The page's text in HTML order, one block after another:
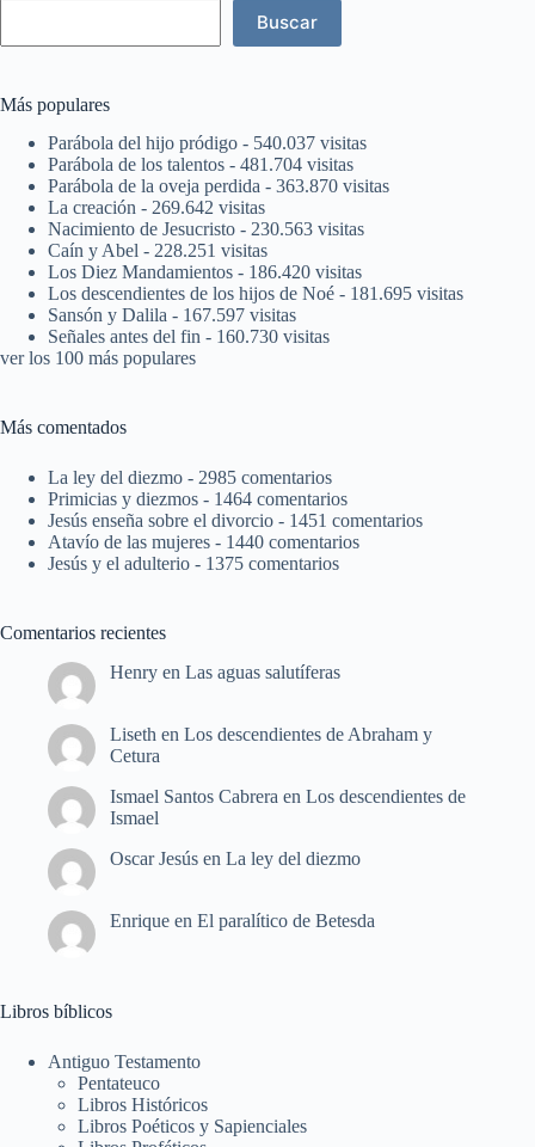
Buscar
Más populares
Parábola del hijo pródigo - 540.037 visitas
Parábola de los talentos - 481.704 visitas
Parábola de la oveja perdida - 363.870 visitas
La creación - 269.642 visitas
Nacimiento de Jesucristo - 230.563 visitas
Caín y Abel - 228.251 visitas
Los Diez Mandamientos - 186.420 visitas
Los descendientes de los hijos de Noé - 181.695 visitas
Sansón y Dalila - 167.597 visitas
Señales antes del fin - 160.730 visitas
ver los 100 más populares
Más comentados
La ley del diezmo - 2985 comentarios
Primicias y diezmos - 1464 comentarios
Jesús enseña sobre el divorcio - 1451 comentarios
Atavío de las mujeres - 1440 comentarios
Jesús y el adulterio - 1375 comentarios
Comentarios recientes
Henry en Las aguas salutíferas
Liseth en Los descendientes de Abraham y
Cetura
Ismael Santos Cabrera en Los descendientes de
Ismael
Oscar Jesús en La ley del diezmo
Enrique en El paralítico de Betesda
Libros bíblicos
Antiguo Testamento
Pentateuco
Libros Históricos
Libros Poéticos y Sapienciales